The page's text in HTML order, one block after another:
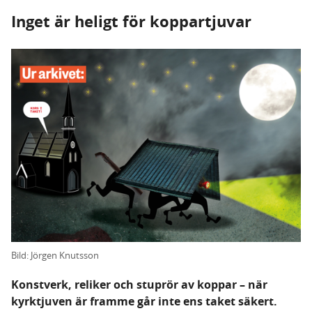
Inget är heligt för koppartjuvar
Bild: Jörgen Knutsson
Konstverk, reliker och stuprör av koppar – när
kyrktjuven är framme går inte ens taket säkert.